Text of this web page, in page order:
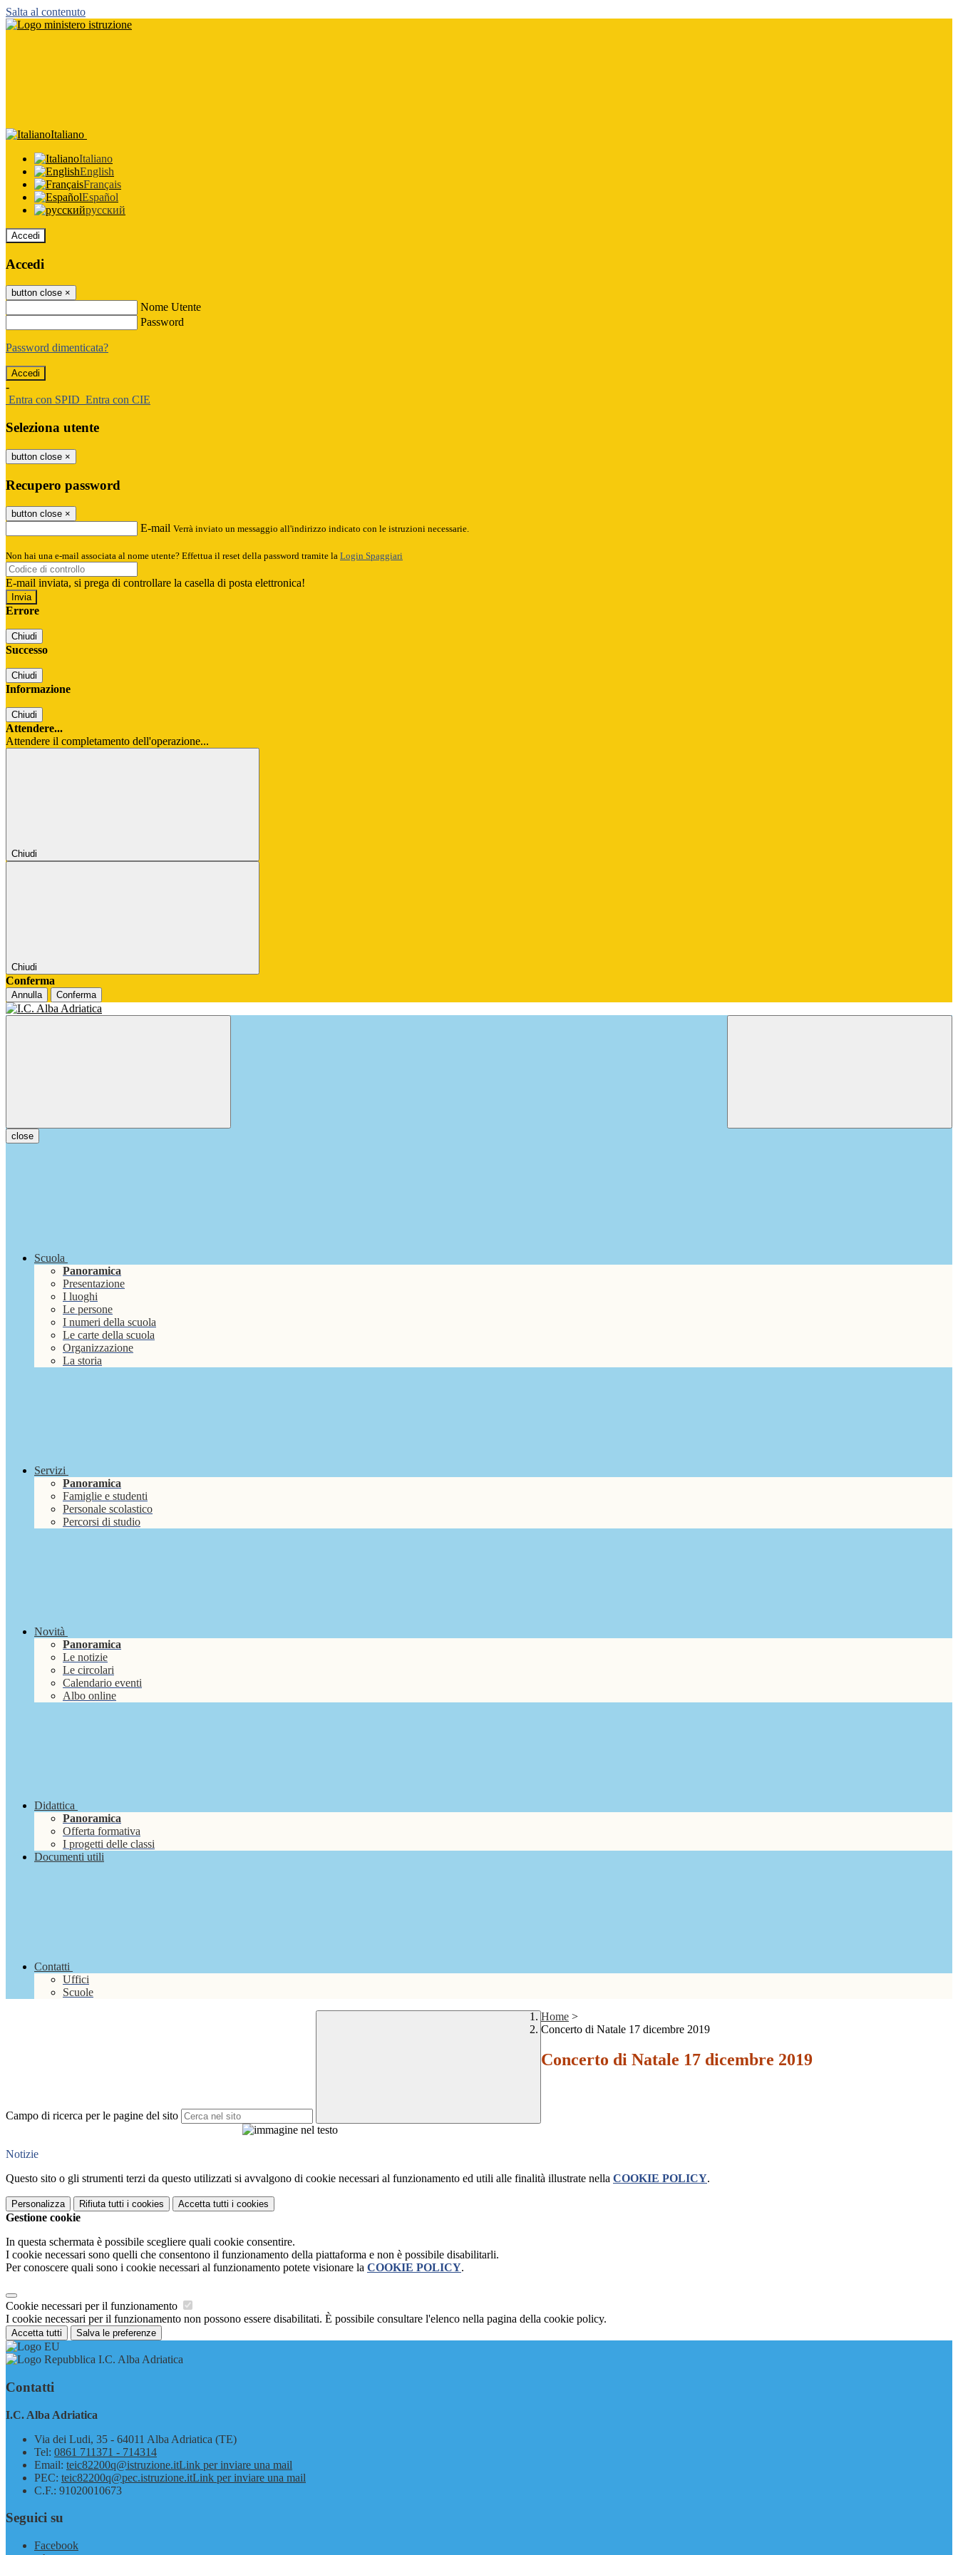
Salta al contenuto
Italiano
Italiano
English
Français
Español
русский
Accedi
Accedi
button close ×
Nome Utente
Password
Password dimenticata?
-
Entra con SPID Entra con CIE
Seleziona utente
button close ×
Recupero password
button close ×
E-mail Verrà inviato un messaggio all'indirizzo indicato con le istruzioni necessarie.
Non hai una e-mail associata al nome utente? Effettua il reset della password tramite la Login Spaggiari
E-mail inviata, si prega di controllare la casella di posta elettronica!
Errore
Chiudi
Successo
Chiudi
Informazione
Chiudi
Attendere...
Attendere il completamento dell'operazione...
Chiudi
Chiudi
Conferma
Annulla Conferma
close
Scuola
Panoramica
Presentazione
I luoghi
Le persone
I numeri della scuola
Le carte della scuola
Organizzazione
La storia
Servizi
Panoramica
Famiglie e studenti
Personale scolastico
Percorsi di studio
Novità
Panoramica
Le notizie
Le circolari
Calendario eventi
Albo online
Didattica
Panoramica
Offerta formativa
I progetti delle classi
Documenti utili
Contatti
Uffici
Scuole
Campo di ricerca per le pagine del sito
Home >
Concerto di Natale 17 dicembre 2019
Concerto di Natale 17 dicembre 2019
Notizie
Questo sito o gli strumenti terzi da questo utilizzati si avvalgono di cookie necessari al funzionamento ed utili alle finalità illustrate nella COOKIE POLICY.
Personalizza Rifiuta tutti i cookies Accetta tutti i cookies
Gestione cookie
In questa schermata è possibile scegliere quali cookie consentire.
I cookie necessari sono quelli che consentono il funzionamento della piattaforma e non è possibile disabilitarli.
Per conoscere quali sono i cookie necessari al funzionamento potete visionare la COOKIE POLICY.
Cookie necessari per il funzionamento
I cookie necessari per il funzionamento non possono essere disabilitati. È possibile consultare l'elenco nella pagina della cookie policy.
Accetta tutti Salva le preferenze
I.C. Alba Adriatica
Contatti
I.C. Alba Adriatica
Via dei Ludi, 35 - 64011 Alba Adriatica (TE)
Tel: 0861 711371 - 714314
Email: teic82200q@istruzione.itLink per inviare una mail
PEC: teic82200q@pec.istruzione.itLink per inviare una mail
C.F.: 91020010673
Seguici su
Facebook